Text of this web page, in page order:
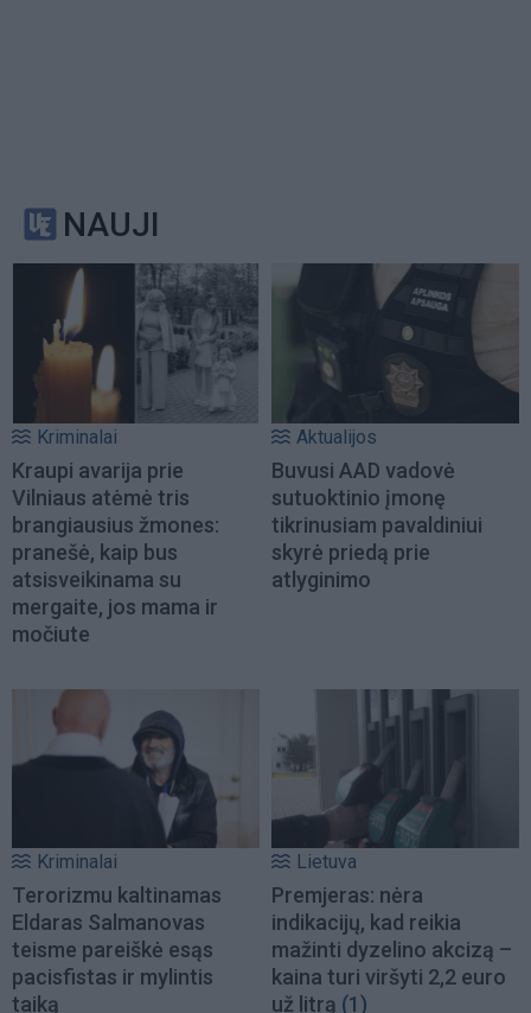
NAUJI
Kriminalai
Kraupi avarija prie
Vilniaus atėmė tris
brangiausius žmones:
pranešė, kaip bus
atsisveikinama su
mergaite, jos mama ir
močiute
Aktualijos
Buvusi AAD vadovė
sutuoktinio įmonę
tikrinusiam pavaldiniui
skyrė priedą prie
atlyginimo
Kriminalai
Terorizmu kaltinamas
Eldaras Salmanovas
teisme pareiškė esąs
pacisfistas ir mylintis
taiką
Lietuva
Premjeras: nėra
indikacijų, kad reikia
mažinti dyzelino akcizą –
kaina turi viršyti 2,2 euro
už litrą (1)